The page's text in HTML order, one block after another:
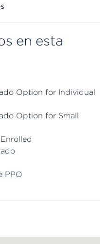
en esta
Option for Individual
Option for Small
PPO